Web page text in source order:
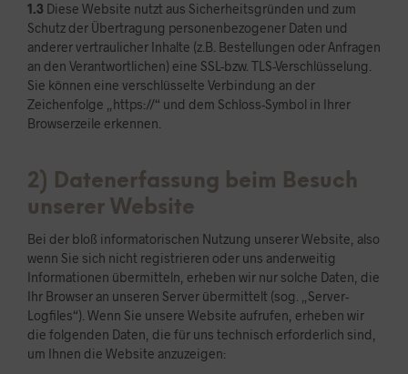
1.3 Diese Website nutzt aus Sicherheitsgründen und zum
Schutz der Übertragung personenbezogener Daten und
anderer vertraulicher Inhalte (z.B. Bestellungen oder Anfragen
an den Verantwortlichen) eine SSL-bzw. TLS-Verschlüsselung.
Sie können eine verschlüsselte Verbindung an der
Zeichenfolge „https://“ und dem Schloss-Symbol in Ihrer
Browserzeile erkennen.
2) Datenerfassung beim Besuch
unserer Website
Bei der bloß informatorischen Nutzung unserer Website, also
wenn Sie sich nicht registrieren oder uns anderweitig
Informationen übermitteln, erheben wir nur solche Daten, die
Ihr Browser an unseren Server übermittelt (sog. „Server-
Logfiles“). Wenn Sie unsere Website aufrufen, erheben wir
die folgenden Daten, die für uns technisch erforderlich sind,
um Ihnen die Website anzuzeigen: